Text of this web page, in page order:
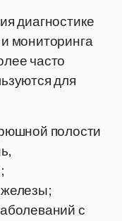
диагностике
мониторинга
часто
для
полости
с